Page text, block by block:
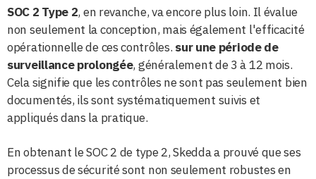
SOC 2 Type 2, en revanche, va encore plus loin. Il évalue
non seulement la conception, mais également l'efficacité
opérationnelle de ces contrôles. sur une période de
surveillance prolongée, généralement de 3 à 12 mois.
Cela signifie que les contrôles ne sont pas seulement bien
documentés, ils sont systématiquement suivis et
appliqués dans la pratique.
En obtenant le SOC 2 de type 2, Skedda a prouvé que ses
processus de sécurité sont non seulement robustes en